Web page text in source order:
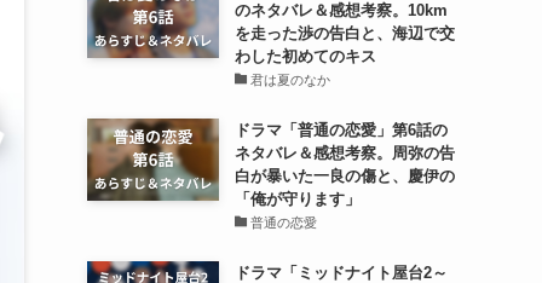
のネタバレ＆感想考察。10km
を走った渉の告白と、海辺で交
わした初めてのキス
君は夏のなか
ドラマ「普通の恋愛」第6話の
ネタバレ＆感想考察。周弥の告
白が暴いた一良の傷と、慶伊の
「俺が守ります」
普通の恋愛
ドラマ「ミッドナイト屋台2～